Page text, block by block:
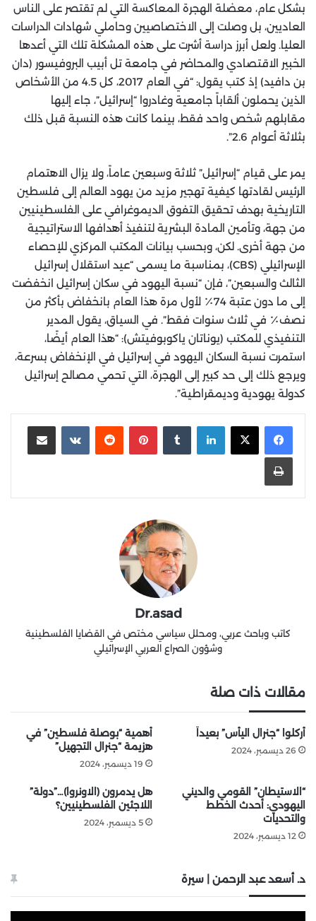
بشكل عام، معضلة الهجرة المعاكسة التي لم تقتصر على الناس
العاديين، بل وصلت إلى الاختصاصيين وحاملي شهادات الدراسات
العليا. ولعل أبرز دراسة أشرت على هذه المشكلة تلك التي أعدها
الخبير الاقتصادي والمحاضر في جامعة تل أبيب البروفيسور (دان
بن دافيد) إذ كتب يقول: “في العام 2017، كل 4.5 من الأشخاص
الذين يحملون ألقاباً جامعية وغادروا “إسرائيل”، جاء إليها
مقابلهم شخص واحد فقط، بينما كانت هذه النسبة قبل ذلك
بثلاثة أعوام 2.6”.
يمر على قيام “إسرائيل” ثلاثة وسبعين عاماً، ولا يزال الاهتمام
الرئيس لقادتها كيفية تهجير مزيد من يهود العالم إلى فلسطين
التاريخية بهدف تحقيق التفوق الديموغرافي على الفلسطينيين
من جهة، وتأمين المادة البشرية لتنفيذ أهدافها الاستراتيجية
من جهة أخرى. لكن، وبحسب بيانات المكتب المركزي للإحصاء
الإسرائيلي (CBS)، بمناسبة ما يسمى “عيد استقلال إسرائيل
الثالث والسبعين”، فإن “نسبة اليهود في سكان إسرائيل انخفضت
إلى ما دون عتبة 74٪ لأول مرة هذا العام بانخفاض بأكثر من
نصف٪ في ثلاث سنوات فقط”. في السياق، يقول المدير
التنفيذي للمكتب (يوناتان ياكوبوفيتش): “هذا العام أيضًا،
استمرت نسبة السكان اليهود في إسرائيل في الإنخفاض بسرعة،
ويرجع ذلك إلى حد كبير إلى الهجرة، التي تحمي مصالح إسرائيل
كدولة يهودية وديمقراطية”.
لينكدإن بينتيريست
Dr.asad
كاتب وباحث عربي، ومحلل سياسي مختص في القضايا الفلسطينية
وشؤون الصراع العربي الإسرائيلي
مقالات ذات صلة
أُركلوا “جنرال اليأس” بعيداً
26 ديسمبر، 2024
أهمية “بوصلة فلسطين” في
هزيمة “جنرال التجهيل”
19 ديسمبر، 2024
“الاستيطان” القومي والديني
اليهودي: أحدث الخطط
والتحديات
12 ديسمبر، 2024
هل يدمرون (الاونروا)…”دولة”
اللاجئين الفلسطينيين؟
5 ديسمبر، 2024
د. أسعد عبد الرحمن | سيرة